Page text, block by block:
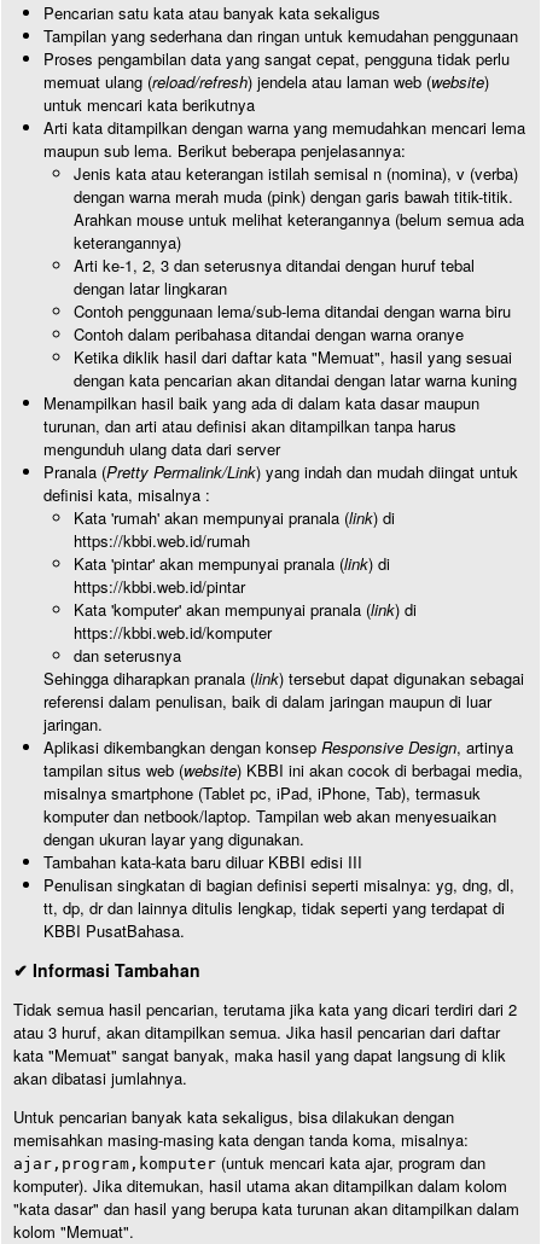
Pencarian satu kata atau banyak kata sekaligus
Tampilan yang sederhana dan ringan untuk kemudahan penggunaan
Proses pengambilan data yang sangat cepat, pengguna tidak perlu
memuat ulang (reload/refresh) jendela atau laman web (website)
untuk mencari kata berikutnya
Arti kata ditampilkan dengan warna yang memudahkan mencari lema
maupun sub lema. Berikut beberapa penjelasannya:
Jenis kata atau keterangan istilah semisal n (nomina), v (verba)
dengan warna merah muda (pink) dengan garis bawah titik-titik.
Arahkan mouse untuk melihat keterangannya (belum semua ada
keterangannya)
Arti ke-1, 2, 3 dan seterusnya ditandai dengan huruf tebal
dengan latar lingkaran
Contoh penggunaan lema/sub-lema ditandai dengan warna biru
Contoh dalam peribahasa ditandai dengan warna oranye
Ketika diklik hasil dari daftar kata "Memuat", hasil yang sesuai
dengan kata pencarian akan ditandai dengan latar warna kuning
Menampilkan hasil baik yang ada di dalam kata dasar maupun
turunan, dan arti atau definisi akan ditampilkan tanpa harus
mengunduh ulang data dari server
Pranala (Pretty Permalink/Link) yang indah dan mudah diingat untuk
definisi kata, misalnya :
Kata 'rumah' akan mempunyai pranala (link) di
https://kbbi.web.id/rumah
Kata 'pintar' akan mempunyai pranala (link) di
https://kbbi.web.id/pintar
Kata 'komputer' akan mempunyai pranala (link) di
https://kbbi.web.id/komputer
dan seterusnya
Sehingga diharapkan pranala (link) tersebut dapat digunakan sebagai
referensi dalam penulisan, baik di dalam jaringan maupun di luar
jaringan.
Aplikasi dikembangkan dengan konsep Responsive Design, artinya
tampilan situs web (website) KBBI ini akan cocok di berbagai media,
misalnya smartphone (Tablet pc, iPad, iPhone, Tab), termasuk
komputer dan netbook/laptop. Tampilan web akan menyesuaikan
dengan ukuran layar yang digunakan.
Tambahan kata-kata baru diluar KBBI edisi III
Penulisan singkatan di bagian definisi seperti misalnya: yg, dng, dl,
tt, dp, dr dan lainnya ditulis lengkap, tidak seperti yang terdapat di
KBBI PusatBahasa.
✔ Informasi Tambahan
Tidak semua hasil pencarian, terutama jika kata yang dicari terdiri dari 2
atau 3 huruf, akan ditampilkan semua. Jika hasil pencarian dari daftar
kata "Memuat" sangat banyak, maka hasil yang dapat langsung di klik
akan dibatasi jumlahnya.
Untuk pencarian banyak kata sekaligus, bisa dilakukan dengan
memisahkan masing-masing kata dengan tanda koma, misalnya:
ajar,program,komputer (untuk mencari kata ajar, program dan
komputer). Jika ditemukan, hasil utama akan ditampilkan dalam kolom
"kata dasar" dan hasil yang berupa kata turunan akan ditampilkan dalam
kolom "Memuat".